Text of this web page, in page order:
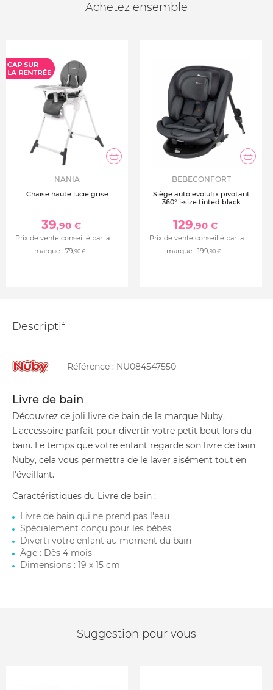
Achetez ensemble
NANIA
Chaise haute lucie grise
39,90 €
Prix de vente conseillé par la
marque : 79,90 €
BEBECONFORT
Siège auto evolufix pivotant
360° i-size tinted black
129,90 €
Prix de vente conseillé par la
marque : 199,90 €
Descriptif
Référence : NU084547550
Livre de bain
Découvrez ce joli livre de bain de la marque Nuby.
L'accessoire parfait pour divertir votre petit bout lors du
bain. Le temps que votre enfant regarde son livre de bain
Nuby, cela vous permettra de le laver aisément tout en
l'éveillant.
Caractéristiques du Livre de bain :
Livre de bain qui ne prend pas l'eau
Spécialement conçu pour les bébés
Diverti votre enfant au moment du bain
Âge : Dès 4 mois
Dimensions : 19 x 15 cm
Suggestion pour vous